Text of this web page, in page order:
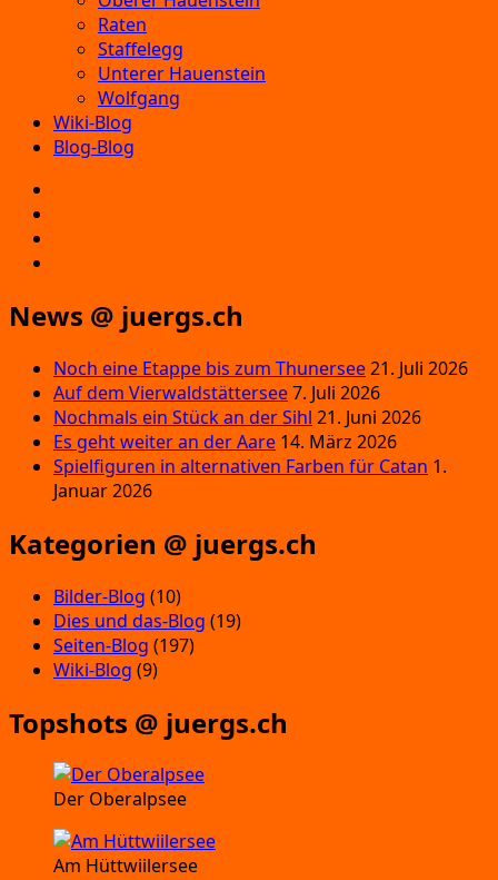
Raten
Staffelegg
Unterer Hauenstein
Wolfgang
Wiki-Blog
Blog-Blog
News @ juergs.ch
Noch eine Etappe bis zum Thunersee21. Juli 2026
Auf dem Vierwaldstättersee7. Juli 2026
Nochmals ein Stück an der Sihl 21. Juni 2026
Es geht weiter an der Aare 14. März 2026
Spielfiguren in alternativen Farben für Catan 1.
Januar 2026
Kategorien @ juergs.ch
Bilder-Blog (10)
Dies und das-Blog (19)
Seiten-Blog (197)
Wiki-Blog (9)
Topshots @ juergs.ch
Der Oberalpsee
Am Hüttwiilersee